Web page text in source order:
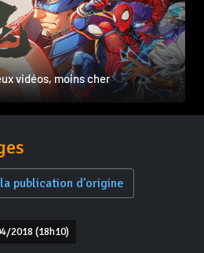
vidéos, moins cher
publication d'origine
2018 (18h10)